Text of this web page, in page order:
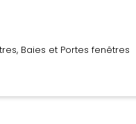
Baies et Portes fenêtres